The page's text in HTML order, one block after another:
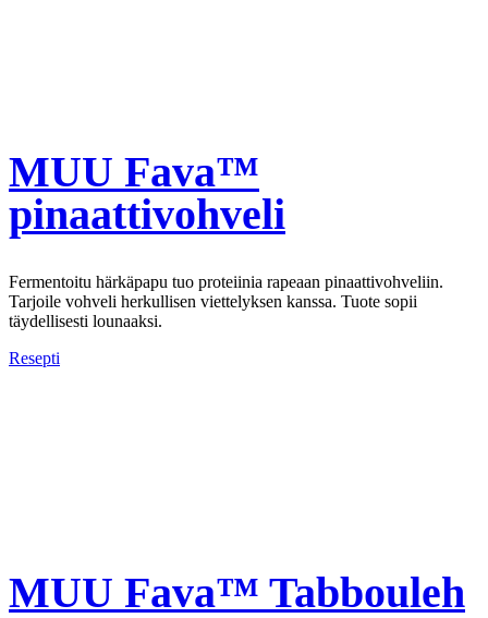
MUU Fava™
pinaattivohveli
Fermentoitu härkäpapu tuo proteiinia rapeaan pinaattivohveliin.
Tarjoile vohveli herkullisen viettelyksen kanssa. Tuote sopii
täydellisesti lounaaksi.
Resepti
MUU Fava™ Tabbouleh